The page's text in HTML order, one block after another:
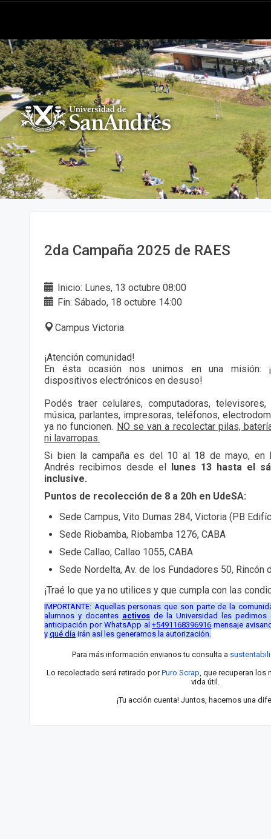
2da Campaña 2025 de RAES
Inicio: Lunes, 13 octubre 08:00
Fin: Sábado, 18 octubre 14:00
Campus Victoria
¡Atención comunidad!
En ésta ocasión nos unimos en una misión:
dispositivos electrónicos en desuso!
Podés traer celulares, computadoras,
música, parlantes, impresoras, teléfonos,
ya no funcionen. NO se van a recolectar pilas,
ni lavarropas.
Si bien la campaña es del 10 al 18 de mayo, en
Andrés recibimos desde el
lunes 13 hasta el
inclusive.
Puntos de recolección de 8 a 20h en UdeSA:
Sede Campus, Vito Dumas 284, Victoria (PB
Sede Riobamba, Riobamba 1276, CABA
Sede Callao, Callao 1055, CABA
Sede Nordelta, Av. de los Fundadores 50, Rincón
¡Traé lo que ya no utilices y que cumpla con las
IMPORTANTE: Aquellas personas que son parte de la
alumnos y docentes activosde la Universidad les pedimos
anticipación por WhatsApp al+5491168396916 mensaje
y qué día irán así les generamos la autorización.
Para más información envianos tu consulta a
Lo recolectado será retirado porPuro Scrap, que recuperan los
vida útil.
¡Tu acción cuenta! Juntos, hacemos una